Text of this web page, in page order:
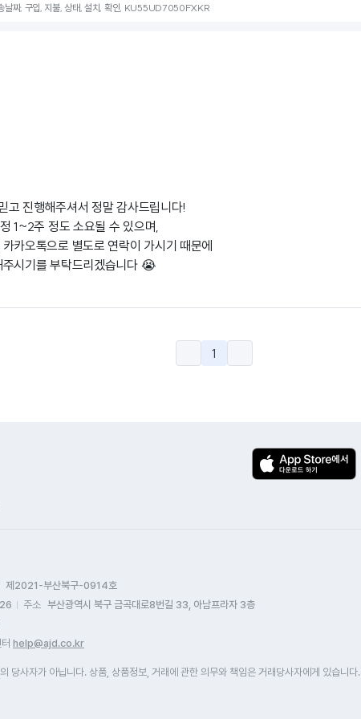
날짜, 구입, 지불, 상태, 설치, 확인, KU55UD7050FXKR
고 진행해주셔서 정말 감사드립니다!
1~2주 정도 소요될 수 있으며,
카오톡으로 별도로 연락이 가시기 때문에
시기를 부탁드리겠습니다 😭
1
제2021-부산북구-0914호
주소 부산광역시 북구 금곡대로8번길 33, 아남프라자 3층
help@ajd.co.kr
당사자가 아닙니다. 상품, 상품정보, 거래에 관한 의무와 책임은 거래당사자에게 있습니다.